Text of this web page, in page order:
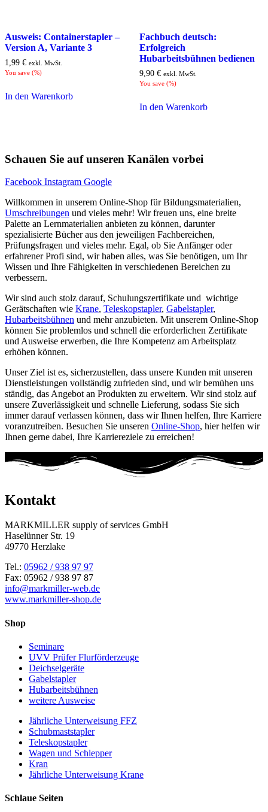
Ausweis: Containerstapler –
Version A, Variante 3
1,99 € exkl. MwSt.
You save (%)
In den Warenkorb
Fachbuch deutsch:
Erfolgreich
Hubarbeitsbühnen bedienen
9,90 € exkl. MwSt.
You save (%)
In den Warenkorb
Schauen Sie auf unseren Kanälen vorbei
Facebook Instagram Google
Willkommen in unserem Online-Shop für Bildungsmaterialien,
Umschreibungen und vieles mehr! Wir freuen uns, eine breite
Palette an Lernmaterialien anbieten zu können, darunter
spezialisierte Bücher aus den jeweiligen Fachbereichen,
Prüfungsfragen und vieles mehr. Egal, ob Sie Anfänger oder
erfahrener Profi sind, wir haben alles, was Sie benötigen, um Ihr
Wissen und Ihre Fähigkeiten in verschiedenen Bereichen zu
verbessern.
Wir sind auch stolz darauf, Schulungszertifikate und wichtige
Gerätschaften wie Krane, Teleskopstapler, Gabelstapler,
Hubarbeitsbühnen und mehr anzubieten. Mit unserem Online-Shop
können Sie problemlos und schnell die erforderlichen Zertifikate
und Ausweise erwerben, die Ihre Kompetenz am Arbeitsplatz
erhöhen können.
Unser Ziel ist es, sicherzustellen, dass unsere Kunden mit unseren
Dienstleistungen vollständig zufrieden sind, und wir bemühen uns
ständig, das Angebot an Produkten zu erweitern. Wir sind stolz auf
unsere Zuverlässigkeit und schnelle Lieferung, sodass Sie sich
immer darauf verlassen können, dass wir Ihnen helfen, Ihre Karriere
voranzutreiben. Besuchen Sie unseren Online-Shop, hier helfen wir
Ihnen gerne dabei, Ihre Karriereziele zu erreichen!
Kontakt
MARKMILLER supply of services GmbH
Haselünner Str. 19
49770 Herzlake
Tel.: 05962 / 938 97 97
Fax: 05962 / 938 97 87
info@markmiller-web.de
www.markmiller-shop.de
Shop
Seminare
UVV Prüfer Flurförderzeuge
Deichselgeräte
Gabelstapler
Hubarbeitsbühnen
weitere Ausweise
Jährliche Unterweisung FFZ
Schubmaststapler
Teleskopstapler
Wagen und Schlepper
Kran
Jährliche Unterweisung Krane
Schlaue Seiten